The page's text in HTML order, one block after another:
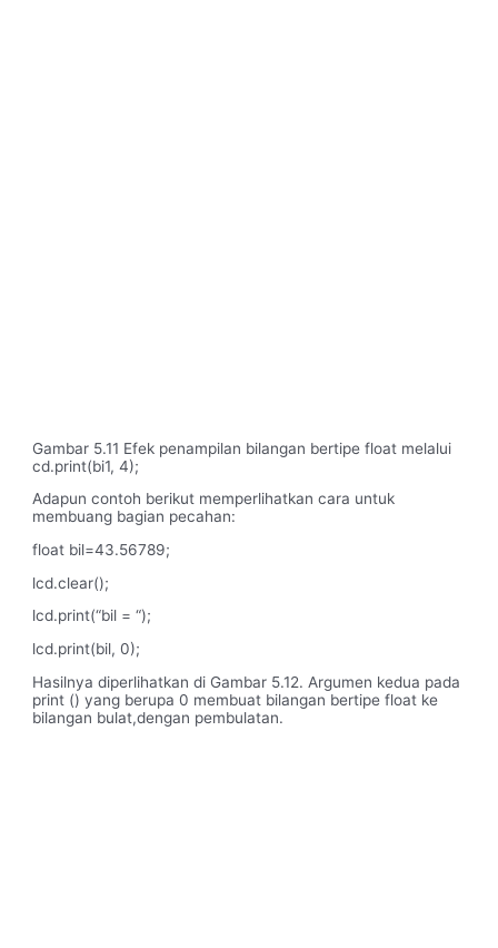
Gambar 5.11 Efek penampilan bilangan bertipe float melalui
cd.print(bi1, 4);
Adapun contoh berikut memperlihatkan cara untuk
membuang bagian pecahan:
float bil=43.56789;
lcd.clear();
lcd.print(“bil = “);
lcd.print(bil, 0);
Hasilnya diperlihatkan di Gambar 5.12. Argumen kedua pada
print () yang berupa 0 membuat bilangan bertipe float ke
bilangan bulat,dengan pembulatan.